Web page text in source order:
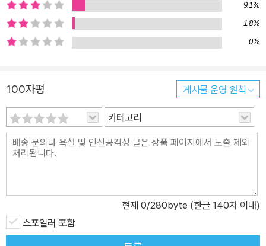
"그냥 여기 걸어 들어와서 모든 걸 완벽하게 해놓고 다시 런던으로 사
라지시겠다고? 그게 누나가 하려는 거야?" 그녀는 그를 쳐다봤다.
(…) "라훌, 넌 똑똑한 아이야. 나보다 훨씬 똑똑하다고. 난 정말 이해
지 않아도 돼, 누나. 언제나 모든 걸 이해할 수 있다고 생각하지 마.” -
172～173쪽에서 「길들지 않은 땅」에서는 낯선 도시로 막 이사한 젊
은 엄마, 루마네 집에 친정아버지가 방문한다. 아버지는 딸네 집 정원
을 가꾸어주고, 손자에게 애틋함을 느끼면서도 딸과의 관계를 버거워
한다. 이 소설은 너대니얼 호손의 문구―“감자처럼 인간도 길들지 않
리는 것이 좋기만 한 것인지 말이다. 「지옥―천국」에서는 가족처럼
지내며 삼촌이라 부르던 한 남자를 남몰래 사랑한 엄마의 갈등을 다
룬다. 아무도 눈치 채지 못한 그 감정을 딸에게 털어놓는 계기가 사뭇
9.1%
1.8%
0%
100자평 게시물 운영 원칙
카테고리
현재 0/280byte (한글 140자 이내)
스포일러 포함